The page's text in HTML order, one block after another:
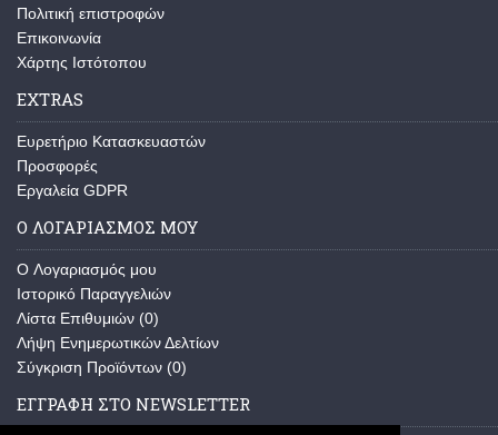
Πολιτική επιστροφών
Επικοινωνία
Χάρτης Ιστότοπου
EXTRAS
Ευρετήριο Κατασκευαστών
Προσφορές
Εργαλεία GDPR
Ο ΛΟΓΑΡΙΑΣΜΟΣ ΜΟΥ
O Λογαριασμός μου
Ιστορικό Παραγγελιών
Λίστα Επιθυμιών (0)
Λήψη Ενημερωτικών Δελτίων
Σύγκριση Προϊόντων (0)
ΕΓΓΡΑΦΗ ΣΤΟ NEWSLETTER